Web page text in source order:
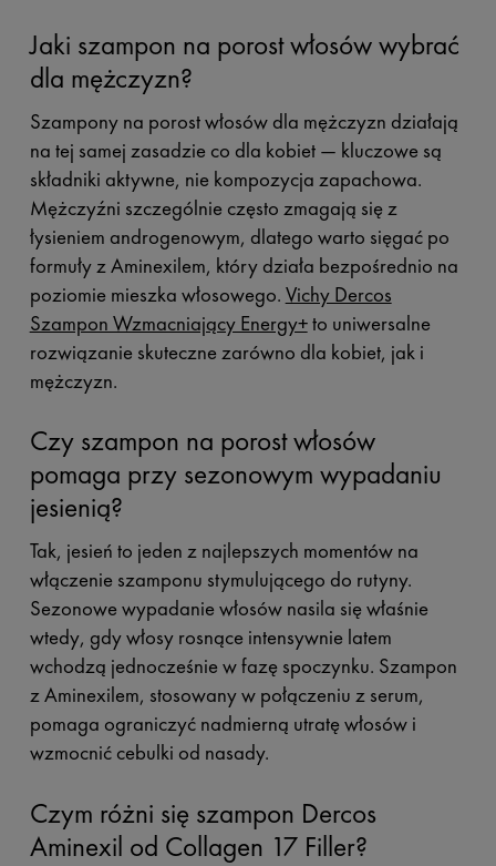
Jaki szampon na porost włosów wybrać
dla mężczyzn?
Szampony na porost włosów dla mężczyzn działają
na tej samej zasadzie co dla kobiet — kluczowe są
składniki aktywne, nie kompozycja zapachowa.
Mężczyźni szczególnie często zmagają się z
łysieniem androgenowym, dlatego warto sięgać po
formuły z Aminexilem, który działa bezpośrednio na
poziomie mieszka włosowego. Vichy Dercos
Szampon Wzmacniający Energy+to uniwersalne
rozwiązanie skuteczne zarówno dla kobiet, jak i
mężczyzn.
Czy szampon na porost włosów
pomaga przy sezonowym wypadaniu
jesienią?
Tak, jesień to jeden z najlepszych momentów na
włączenie szamponu stymulującego do rutyny.
Sezonowe wypadanie włosów nasila się właśnie
wtedy, gdy włosy rosnące intensywnie latem
wchodzą jednocześnie w fazę spoczynku. Szampon
z Aminexilem, stosowany w połączeniu z serum,
pomaga ograniczyć nadmierną utratę włosów i
wzmocnić cebulki od nasady.
Czym różni się szampon Dercos
Aminexil od Collagen 17 Filler?